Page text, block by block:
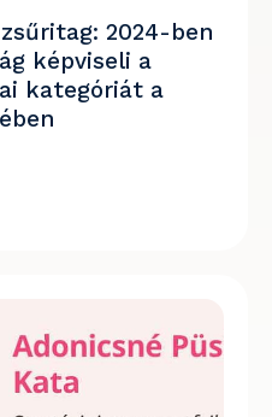
2024-ben
képviseli a
kategóriát a